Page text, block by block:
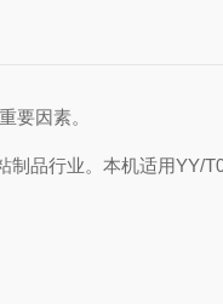
要因素。
品行业。本机适用YY/